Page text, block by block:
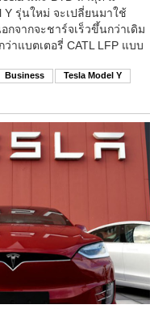
Y รุ่นใหม่ จะเปลี่ยนมาใช้
กจากจะชาร์จเร็วขึ้นกว่าเดิม
าแบตเตอรี่ CATL LFP แบบ
Business Tesla Model Y